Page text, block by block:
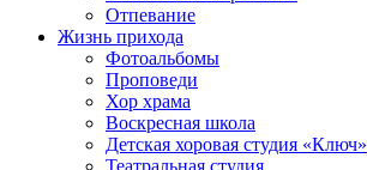
Отпевание
Жизнь прихода
Фотоальбомы
Проповеди
Хор храма
Воскресная школа
Детская хоровая студия «Ключ»
Театральная студия